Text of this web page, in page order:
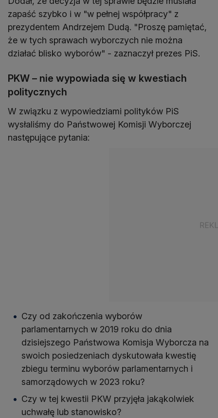
zapaść szybko i w "w pełnej współpracy" z
prezydentem Andrzejem Dudą. "Proszę pamiętać,
że w tych sprawach wyborczych nie można
działać blisko wyborów" - zaznaczył prezes PiS.
PKW – nie wypowiada się w kwestiach
politycznych
W związku z wypowiedziami polityków PiS
wysłaliśmy do Państwowej Komisji Wyborczej
następujące pytania:
Czy od zakończenia wyborów
parlamentarnych w 2019 roku do dnia
dzisiejszego Państwowa Komisja Wyborcza na
swoich posiedzeniach dyskutowała kwestię
zbiegu terminu wyborów parlamentarnych i
samorządowych w 2023 roku?
Czy w tej kwestii PKW przyjęła jakąkolwiek
uchwałę lub stanowisko?